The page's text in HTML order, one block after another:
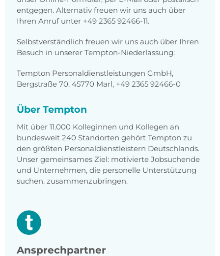
entgegen. Alternativ freuen wir uns auch über
Ihren Anruf unter +49 2365 92466-11.
Selbstverständlich freuen wir uns auch über Ihren
Besuch in unserer Tempton-Niederlassung:
Tempton Personaldienstleistungen GmbH,
Bergstraße 70, 45770 Marl, +49 2365 92466-0
Über Tempton
Mit über 11.000 Kolleginnen und Kollegen an
bundesweit 240 Standorten gehört Tempton zu
den größten Personaldienstleistern Deutschlands.
Unser gemeinsames Ziel: motivierte Jobsuchende
und Unternehmen, die personelle Unterstützung
suchen, zusammenzubringen.
Ansprechpartner